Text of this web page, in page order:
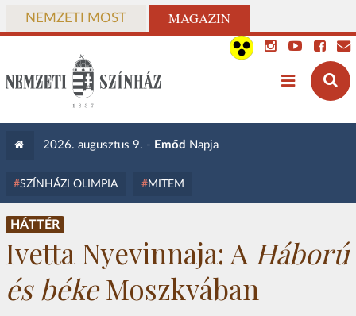
NEMZETI MOST MAGAZIN
2026. augusztus 9. - Emőd Napja
SZÍNHÁZI OLIMPIA MITEM
HÁTTÉR
Ivetta Nyevinnaja: A Háború
és békeMoszkvában